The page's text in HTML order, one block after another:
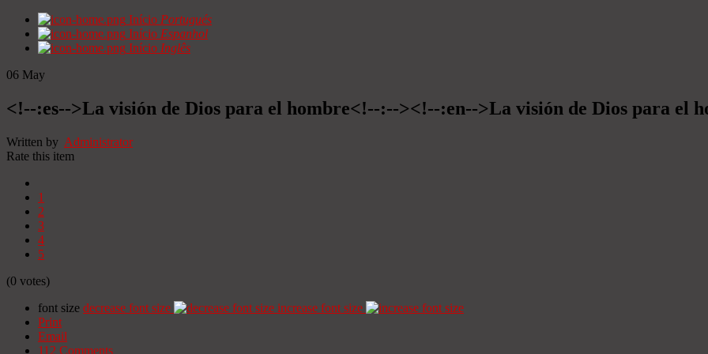
Início Portugués
Início Espanhol
Início Inglês
06 May
<!--:es-->La visión de Dios para el hombre<!--:--><!--:en-->La visión de Dios para el
Written by Administrator
Rate this item
1
2
3
4
5
(0 votes)
font size decrease font size
increase font size
Print
Email
112 Comments